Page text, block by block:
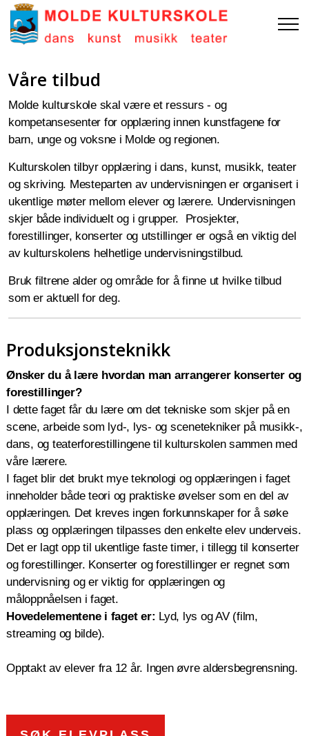
Våre tilbud
Molde kulturskole skal være et ressurs - og
kompetansesenter for opplæring innen kunstfagene for
barn, unge og voksne i Molde og regionen.
Kulturskolen tilbyr opplæring i dans, kunst, musikk, teater
og skriving. Mesteparten av undervisningen er organisert i
ukentlige møter mellom elever og lærere. Undervisningen
skjer både individuelt og i grupper. Prosjekter,
forestillinger, konserter og utstillinger er også en viktig del
av kulturskolens helhetlige undervisningstilbud.
Bruk filtrene alder og område for å finne ut hvilke tilbud
som er aktuell for deg.
Produksjonsteknikk
Ønsker du ålære hvordan man arrangerer konserter og
forestillinger?
I dette faget får du lære om det tekniske som skjer på en
scene, arbeide som lyd-, lys- og scenetekniker på musikk-,
dans, og teaterforestillingene til kulturskolen sammen med
våre lærere.
I faget blir det brukt mye teknologi og opplæringen i faget
inneholder både teori og praktiske øvelser som en del av
opplæringen. Det kreves ingen forkunnskaper for å søke
plass og opplæringen tilpasses den enkelte elev underveis.
Det er lagt opp til ukentlige faste timer, i tillegg til konserter
og forestillinger. Konserter og forestillinger er regnet som
undervisning og er viktig for opplæringen og
måloppnåelsen i faget.
Hovedelementene i faget er: Lyd, lys og AV (film,
streaming og bilde).
Opptakt av elever fra 12 år. Ingen øvre aldersbegrensning.